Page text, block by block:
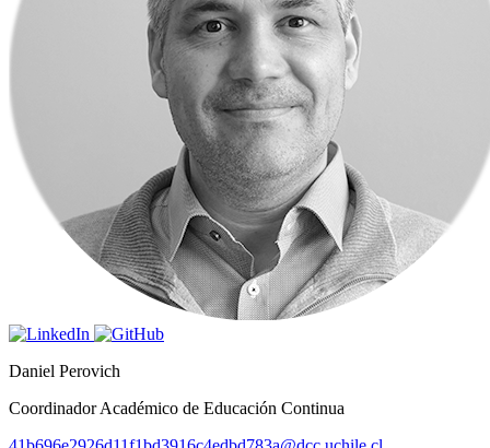
Daniel Perovich
Coordinador Académico de Educación Continua